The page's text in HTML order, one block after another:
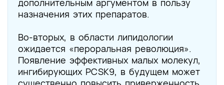
дополнительным аргументом в пользу
назначения этих препаратов.
Во-вторых, в области липидологии
ожидается «пероральная революция».
Появление эффективных малых молекул,
ингибирующих PCSK9, в будущем может